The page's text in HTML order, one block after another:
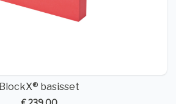
BlockX® basisset